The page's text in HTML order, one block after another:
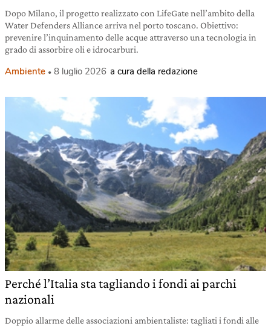
Dopo Milano, il progetto realizzato con LifeGate nell’ambito della
Water Defenders Alliance arriva nel porto toscano. Obiettivo:
prevenire l’inquinamento delle acque attraverso una tecnologia in
grado di assorbire oli e idrocarburi.
Ambiente 8 luglio 2026 a cura della redazione
Perché l’Italia sta tagliando i fondi ai parchi
nazionali
Doppio allarme delle associazioni ambientaliste: tagliati i fondi alle